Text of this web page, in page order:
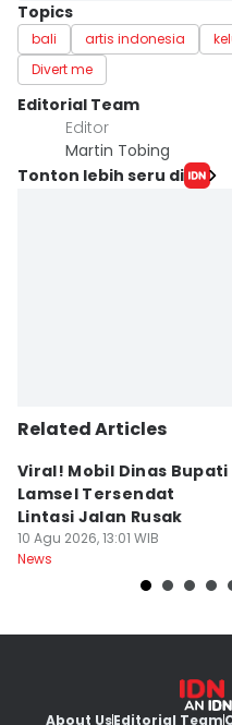
Topics
bali artis indonesia
Divert me
Editorial Team
Editor
Martin Tobing
Tonton lebih seru di
Related Articles
Viral! Mobil Dinas Bupati
Lamsel Tersendat
Lintasi Jalan Rusak
10 Agu 2026, 13:01 WIB
News
About UsEditorial Team